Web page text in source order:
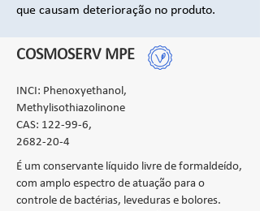
que causam deterioração no produto.
COSMOSERV MPE
INCI: Phenoxyethanol,
Methylisothiazolinone
CAS: 122-99-6,
2682-20-4
É um conservante líquido livre de formaldeído,
com amplo espectro de atuação para o
controle de bactérias, leveduras e bolores.